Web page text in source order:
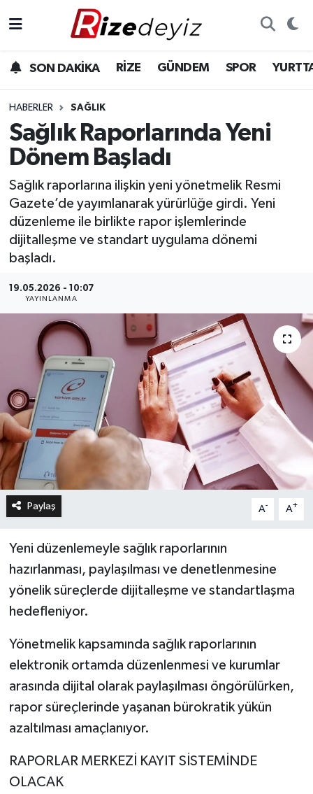
SON DAKİKA RİZE GÜNDEM SPOR
HABERLER SAĞLIK
Sağlık Raporlarında Yeni
Dönem Başladı
Sağlık raporlarına ilişkin yeni yönetmelik Resmi
Gazete’de yayımlanarak yürürlüğe girdi. Yeni
düzenleme ile birlikte rapor işlemlerinde
dijitalleşme ve standart uygulama dönemi
başladı.
19.05.2026 - 10:07
YAYINLANMA
Paylaş A- A+
Yeni düzenlemeyle sağlık raporlarının
hazırlanması, paylaşılması ve denetlenmesine
yönelik süreçlerde dijitalleşme ve standartlaşma
hedefleniyor.
Yönetmelik kapsamında sağlık raporlarının
elektronik ortamda düzenlenmesi ve kurumlar
arasında dijital olarak paylaşılması öngörülürken,
rapor süreçlerinde yaşanan bürokratik yükün
azaltılması amaçlanıyor.
RAPORLAR MERKEZİ KAYIT SİSTEMİNDE
OLACAK
Gündem
Yurttan Haberler
Ekonomi
Teknoloji
Rize Hava Durumu
Rize Trafik Yoğunluk Haritası
Süper Lig Puan Durumu ve Fikstür
Tüm Manşetler
Son Dakika Haberleri